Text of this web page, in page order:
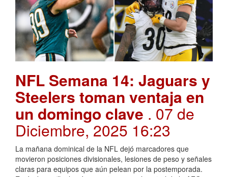
NFL Semana 14: Jaguars y
Steelers toman ventaja en
un domingo clave . 07 de
Diciembre, 2025 16:23
La mañana dominical de la NFL dejó marcadores que
movieron posiciones divisionales, lesiones de peso y señales
claras para equipos que aún pelean por la postemporada.